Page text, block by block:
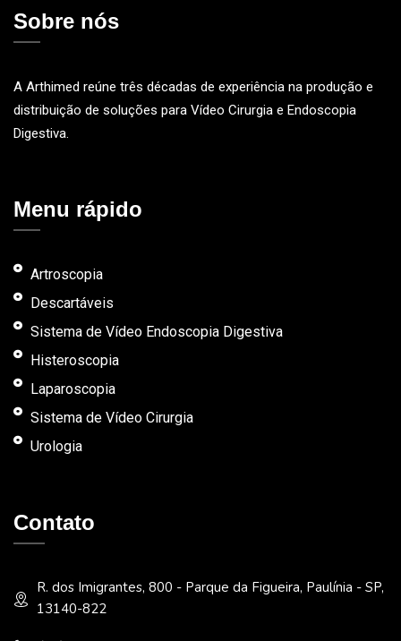
Sobre nós
A Arthimed reúne três décadas de experiência na produção e
distribuição de soluções para Vídeo Cirurgia e Endoscopia
Digestiva.
Menu rápido
Artroscopia
Descartáveis
Sistema de Vídeo Endoscopia Digestiva
Histeroscopia
Laparoscopia
Sistema de Vídeo Cirurgia
Urologia
Contato
R. dos Imigrantes, 800 - Parque da Figueira, Paulínia - SP,
13140-822